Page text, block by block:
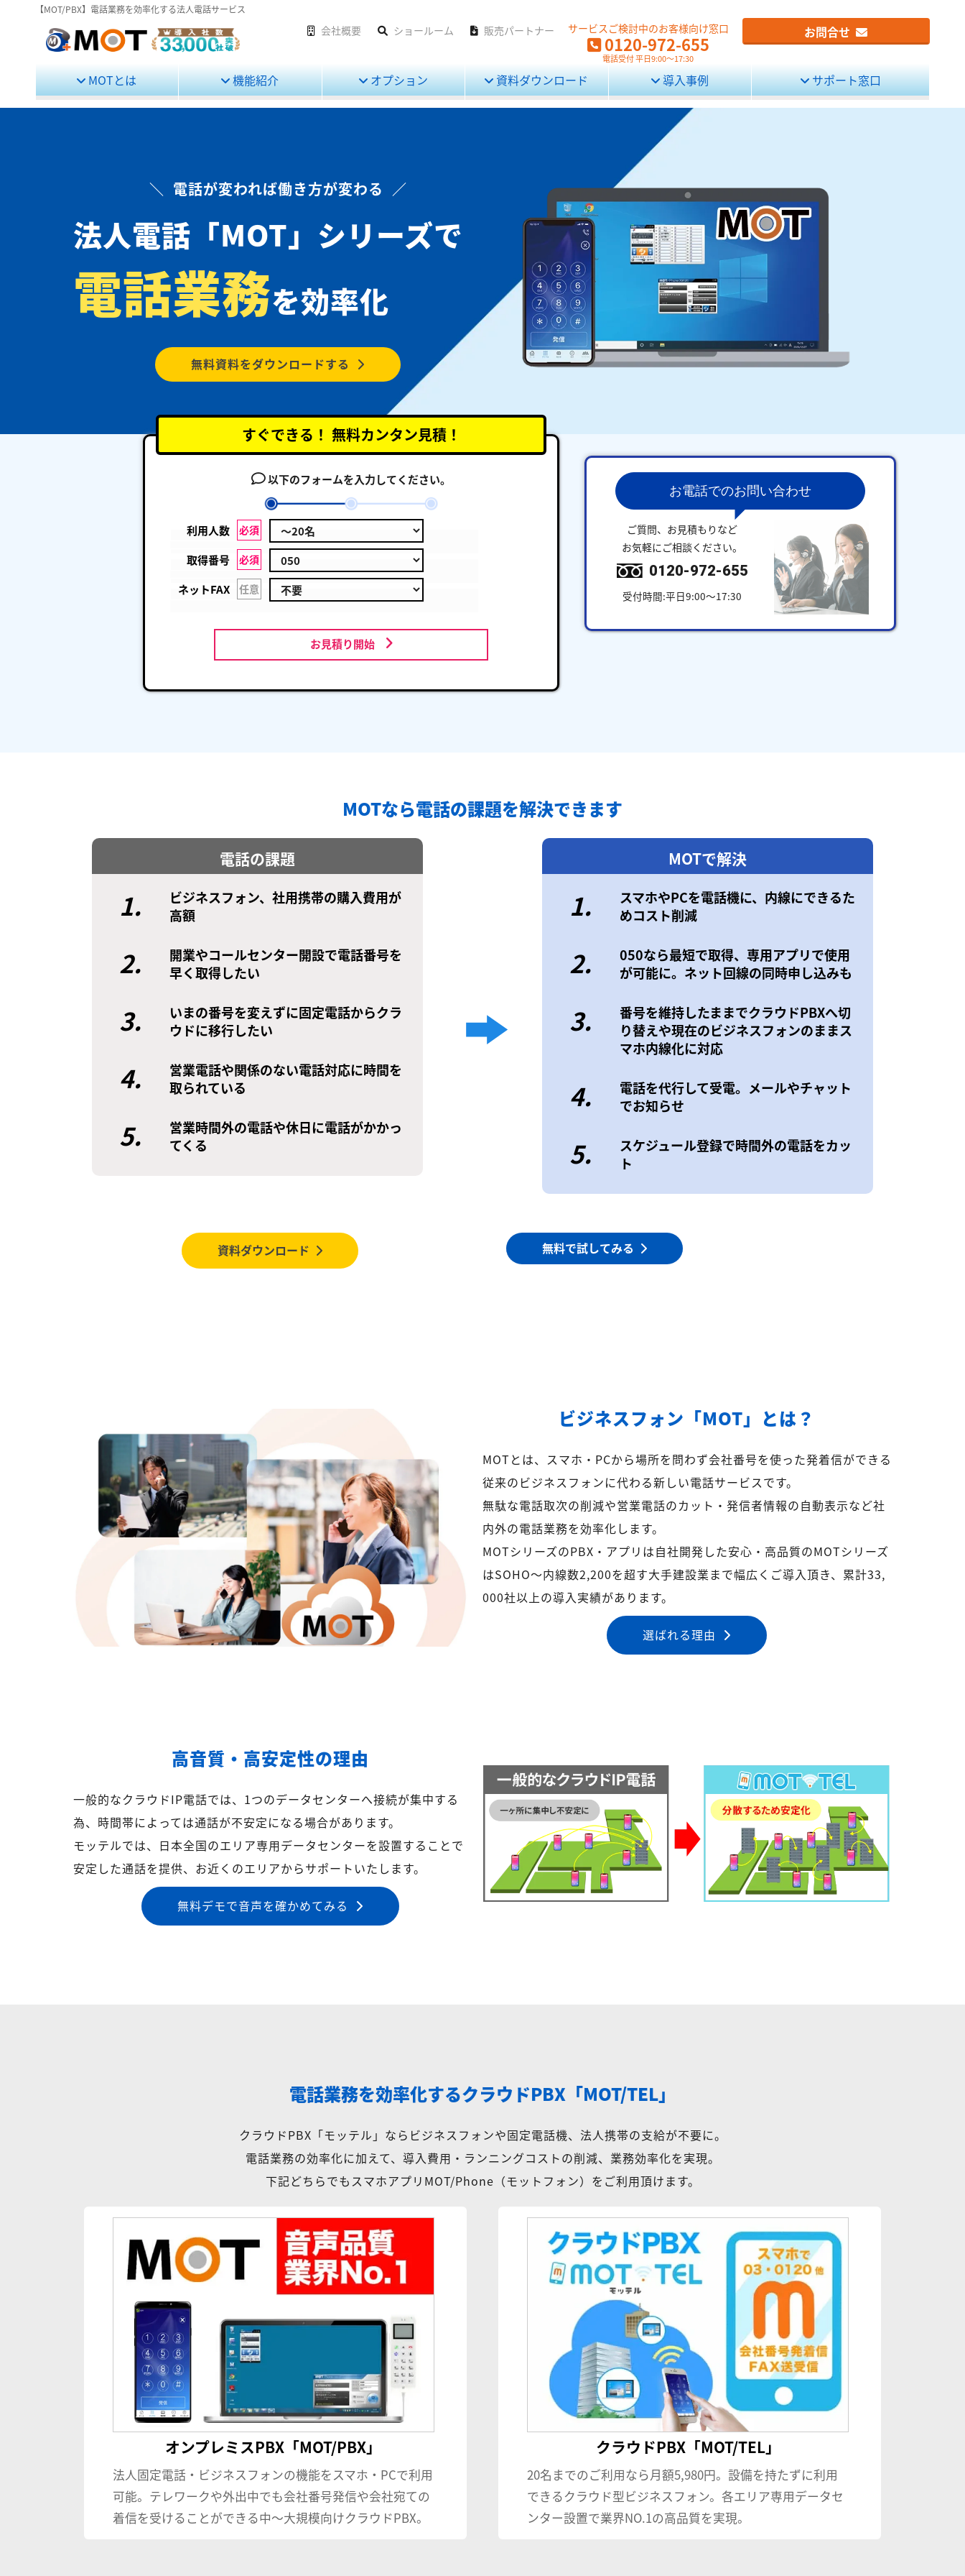
【MOT/PBX】電話業務を効率化する法人電話サービス
会社概要 ショールーム 販売パートナー サービスご検討中のお客様向け窓口
0120-972-655
電話受付 平日9:00～17:30
お問合せ
MOTとは 機能紹介 オプション 資料ダウンロード 導入事例 サポート窓口
＼ 電話が変われば働き方が変わる ／
法人電話 「MOT」シリーズで
電話業務を効率化
無料資料をダウンロードする
すぐできる！ 無料カンタン見積！
以下のフォームを入力してください。
利用人数 必須
取得番号 必須
ネットFAX 任意
お見積り開始
お電話でのお問い合わせ
ご質問、お見積もりなど
お気軽にご相談ください。
0120-972-655
受付時間:平日9:00～17:30
MOTなら電話の課題を解決できます
電話の課題
1.
ビジネスフォン、社用携帯の購入費用が
高額
2.
開業やコールセンター開設で電話番号を
早く取得したい
3.
いまの番号を変えずに固定電話からクラ
ウドに移行したい
4.
営業電話や関係のない電話対応に時間を
取られている
5.
営業時間外の電話や休日に電話がかかっ
てくる
MOTで解決
1.
スマホやPCを電話機に、内線にできるた
めコスト削減
2.
050なら最短で取得、専用アプリで使用
が可能に。ネット回線の同時申し込みも
3.
番号を維持したままでクラウドPBXへ切
り替えや現在のビジネスフォンのままス
マホ内線化に対応
4.
電話を代行して受電。メールやチャット
でお知らせ
5.
スケジュール登録で時間外の電話をカッ
ト
無料で試してみる
資料ダウンロード
ビジネスフォン「MOT」とは？
MOTとは、スマホ・PCから場所を問わず会社番号を使った発着信ができる
従来のビジネスフォンに代わる新しい電話サービスです。
無駄な電話取次の削減や営業電話のカット・発信者情報の自動表示など社
内外の電話業務を効率化します。
MOTシリーズのPBX・アプリは自社開発した安心・高品質のMOTシリーズ
はSOHO～内線数2,200を超す大手建設業まで幅広くご導入頂き、累計33,
000社以上の導入実績があります。
選ばれる理由
高音質・高安定性の理由
一般的なクラウドIP電話では、1つのデータセンターへ接続が集中する
為、時間帯によっては通話が不安定になる場合があります。
モッテルでは、日本全国のエリア専用データセンターを設置することで
安定した通話を提供、お近くのエリアからサポートいたします。
無料デモで音声を確かめてみる
電話業務を効率化するクラウドPBX「MOT/TEL」
クラウドPBX「モッテル」ならビジネスフォンや固定電話機、法人携帯の支給が不要に。
電話業務の効率化に加えて、導入費用・ランニングコストの削減、業務効率化を実現。
下記どちらでもスマホアプリMOT/Phone（モットフォン）をご利用頂けます。
オンプレミスPBX「MOT/PBX」
法人固定電話・ビジネスフォンの機能をスマホ・PCで利用
可能。テレワークや外出中でも会社番号発信や会社宛ての
着信を受けることができる中〜大規模向けクラウドPBX。
クラウドPBX「MOT/TEL」
20名までのご利用なら月額5,980円。設備を持たずに利用
できるクラウド型ビジネスフォン。各エリア専用データセ
ンター設置で業界NO.1の高品質を実現。